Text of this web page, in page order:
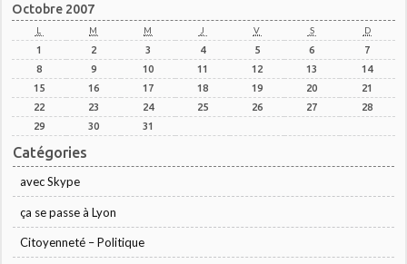
Octobre 2007
L M M J V S D
1 2 3 4 5 6
7
8
9 10 11 12 13
14
15
16 17 18 19 20
21
22
23 24 25 26 27
28
29
30 31
Catégories
avec Skype
ça se passe à Lyon
Citoyenneté – Politique